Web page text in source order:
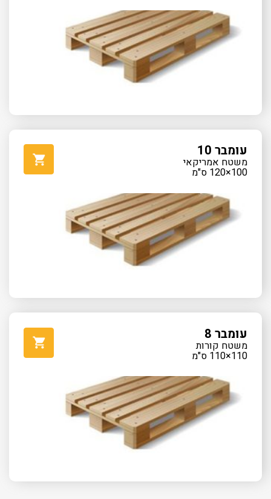
עומבר 10
משטח אמריקאי
100×120 ס"מ
עומבר 8
משטח קורות
110×110 ס"מ